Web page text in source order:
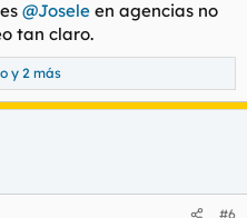
@Josele en agencias no
tan claro.
y 2 más
#6